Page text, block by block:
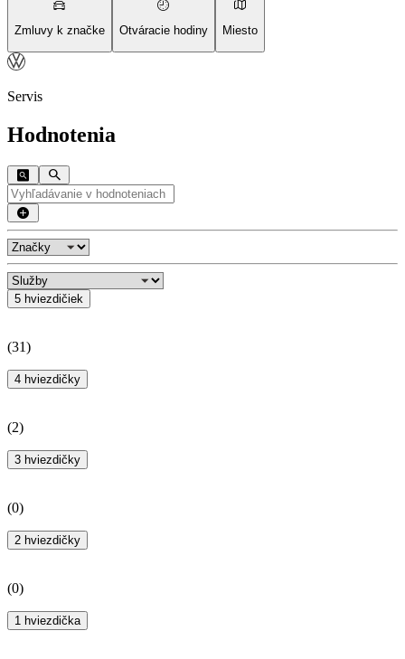
Zmluvy k značke Otváracie hodiny Miesto
Servis
Hodnotenia
5 hviezdičiek
(31)
4 hviezdičky
(2)
3 hviezdičky
(0)
2 hviezdičky
(0)
1 hviezdička